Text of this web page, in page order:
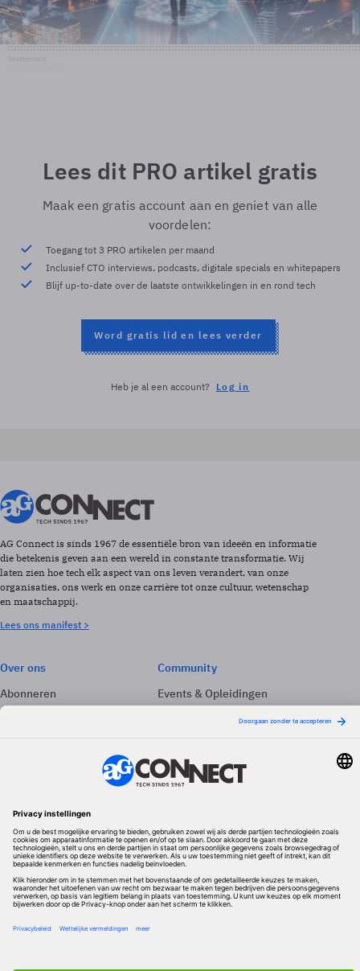
Lees dit PRO artikel gratis
Maak een gratis account aan en geniet van alle
voordelen:
Toegang tot 3 PRO artikelen per maand
Inclusief CTO interviews, podcasts, digitale specials en whitepapers
Blijf up-to-date over de laatste ontwikkelingen in en rond tech
Word gratis lid en lees verder
Heb je al een account? Log in
AG Connect is sinds 1967 de essentiële bron van ideeën en informatie
die betekenis geven aan een wereld in constante transformatie. Wij
laten zien hoe tech elk aspect van ons leven verandert, van onze
organisaties, ons werk en onze carrière tot onze cultuur, wetenschap
en maatschappij.
Lees ons manifest >
Over ons
Abonneren
Adverteren
Community
Events & Opleidingen
Volg ons
Redactionele partner
Algemene Voorwaarden & Copyrights